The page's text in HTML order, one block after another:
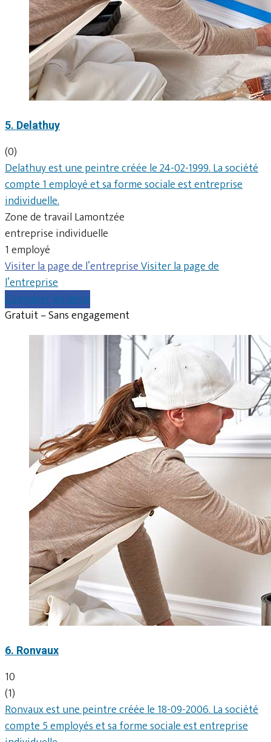
5. Delathuy
(0)
Delathuy est une peintre créée le 24-02-1999. La société
compte 1 employé et sa forme sociale est entreprise
individuelle.
Zone de travail Lamontzée
entreprise individuelle
1 employé
Visiter la page de l’entrepriseVisiter la page de
l’entreprise
Comparer les devis
Gratuit – Sans engagement
6. Ronvaux
10
(1)
Ronvaux est une peintre créée le 18-09-2006. La société
compte 5 employés et sa forme sociale est entreprise